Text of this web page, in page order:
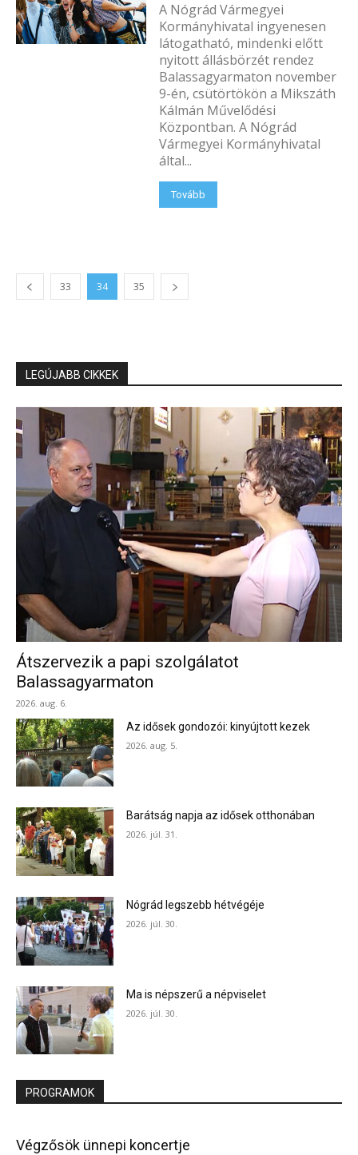
A Nógrád Vármegyei
Kormányhivatal ingyenesen
látogatható, mindenki előtt
nyitott állásbörzét rendez
Balassagyarmaton november
9-én, csütörtökön a Mikszáth
Kálmán Művelődési
Központban. A Nógrád
Vármegyei Kormányhivatal
által...
Tovább
33 34 35
LEGÚJABB CIKKEK
Átszervezik a papi szolgálatot
Balassagyarmaton
2026. aug. 6.
Az idősek gondozói: kinyújtott kezek
2026. aug. 5.
Barátság napja az idősek otthonában
2026. júl. 31.
Nógrád legszebb hétvégéje
2026. júl. 30.
Ma is népszerű a népviselet
2026. júl. 30.
PROGRAMOK
Végzősök ünnepi koncertje